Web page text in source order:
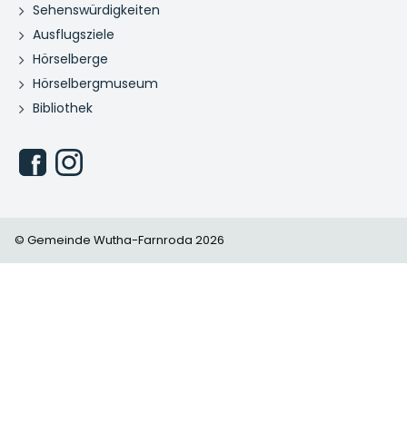
Sehenswürdigkeiten
Ausflugsziele
Hörselberge
Hörselbergmuseum
Bibliothek
© Gemeinde Wutha-Farnroda 2026